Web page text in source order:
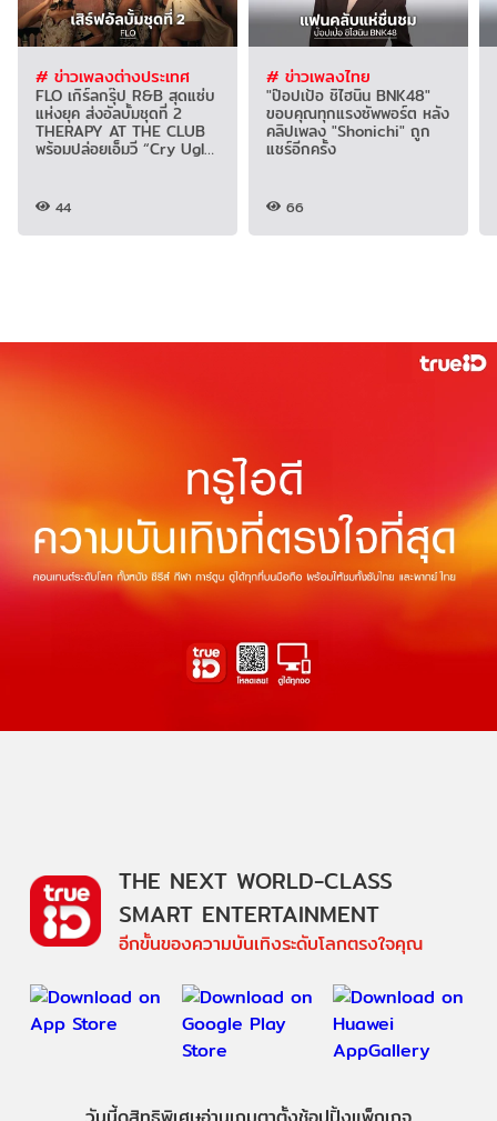
# ข่าวเพลงต่างประเทศ
FLO เกิร์ลกรุ๊ป R&B สุดแซ่บ
แห่งยุค ส่งอัลบั้มชุดที่ 2
THERAPY AT THE CLUB
พร้อมปล่อยเอ็มวี “Cry Ugly”
44
# ข่าวเพลงไทย
"ป๊อปเป้อ ชิไฮนิน BNK48"
ขอบคุณทุกแรงซัพพอร์ต หลัง
คลิปเพลง "Shonichi" ถูก
แชร์อีกครั้ง
66
THE NEXT WORLD-CLASS
SMART ENTERTAINMENT
อีกขั้นของความบันเทิงระดับโลกตรงใจคุณ